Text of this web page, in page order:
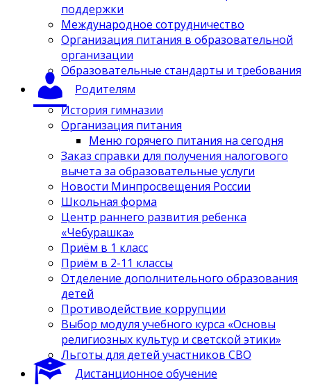
поддержки
Международное сотрудничество
Организация питания в образовательной
организации
Образовательные стандарты и требования
Родителям
История гимназии
Организация питания
Меню горячего питания на сегодня
Заказ справки для получения налогового
вычета за образовательные услуги
Новости Минпросвещения России
Школьная форма
Центр раннего развития ребенка
«Чебурашка»
Приём в 1 класс
Приём в 2-11 классы
Отделение дополнительного образования
детей
Противодействие коррупции
Выбор модуля учебного курса «Основы
религиозных культур и светской этики»
Льготы для детей участников СВО
Дистанционное обучение